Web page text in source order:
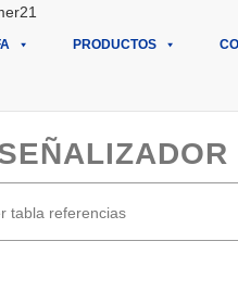
PRODUCTOS
tabla referencias